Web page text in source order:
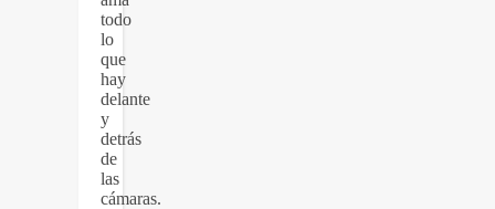
todo
lo
que
hay
delante
y
detrás
de
las
cámaras.